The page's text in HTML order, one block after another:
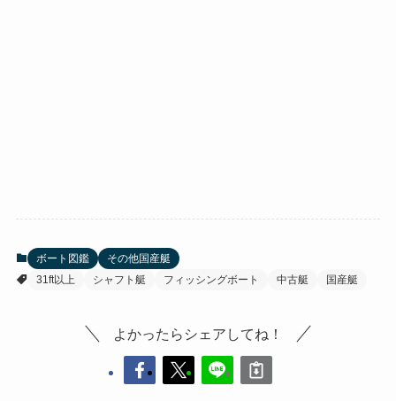
ボート図鑑
その他国産艇
31ft以上
シャフト艇 フィッシングボート 中古艇 国産艇
よかったらシェアしてね！